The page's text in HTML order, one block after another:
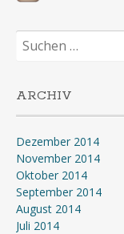
Suchen
nach:
ARCHIV
Dezember 2014
November 2014
Oktober 2014
September 2014
August 2014
Juli 2014